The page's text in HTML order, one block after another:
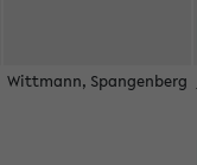
Wittmann, Spangenberg